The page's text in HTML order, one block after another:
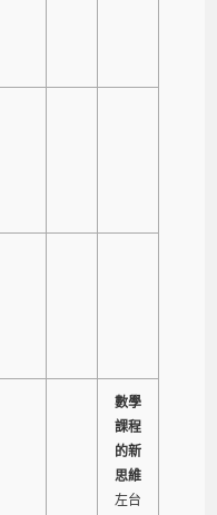
數學
課程
的新
思維
左台